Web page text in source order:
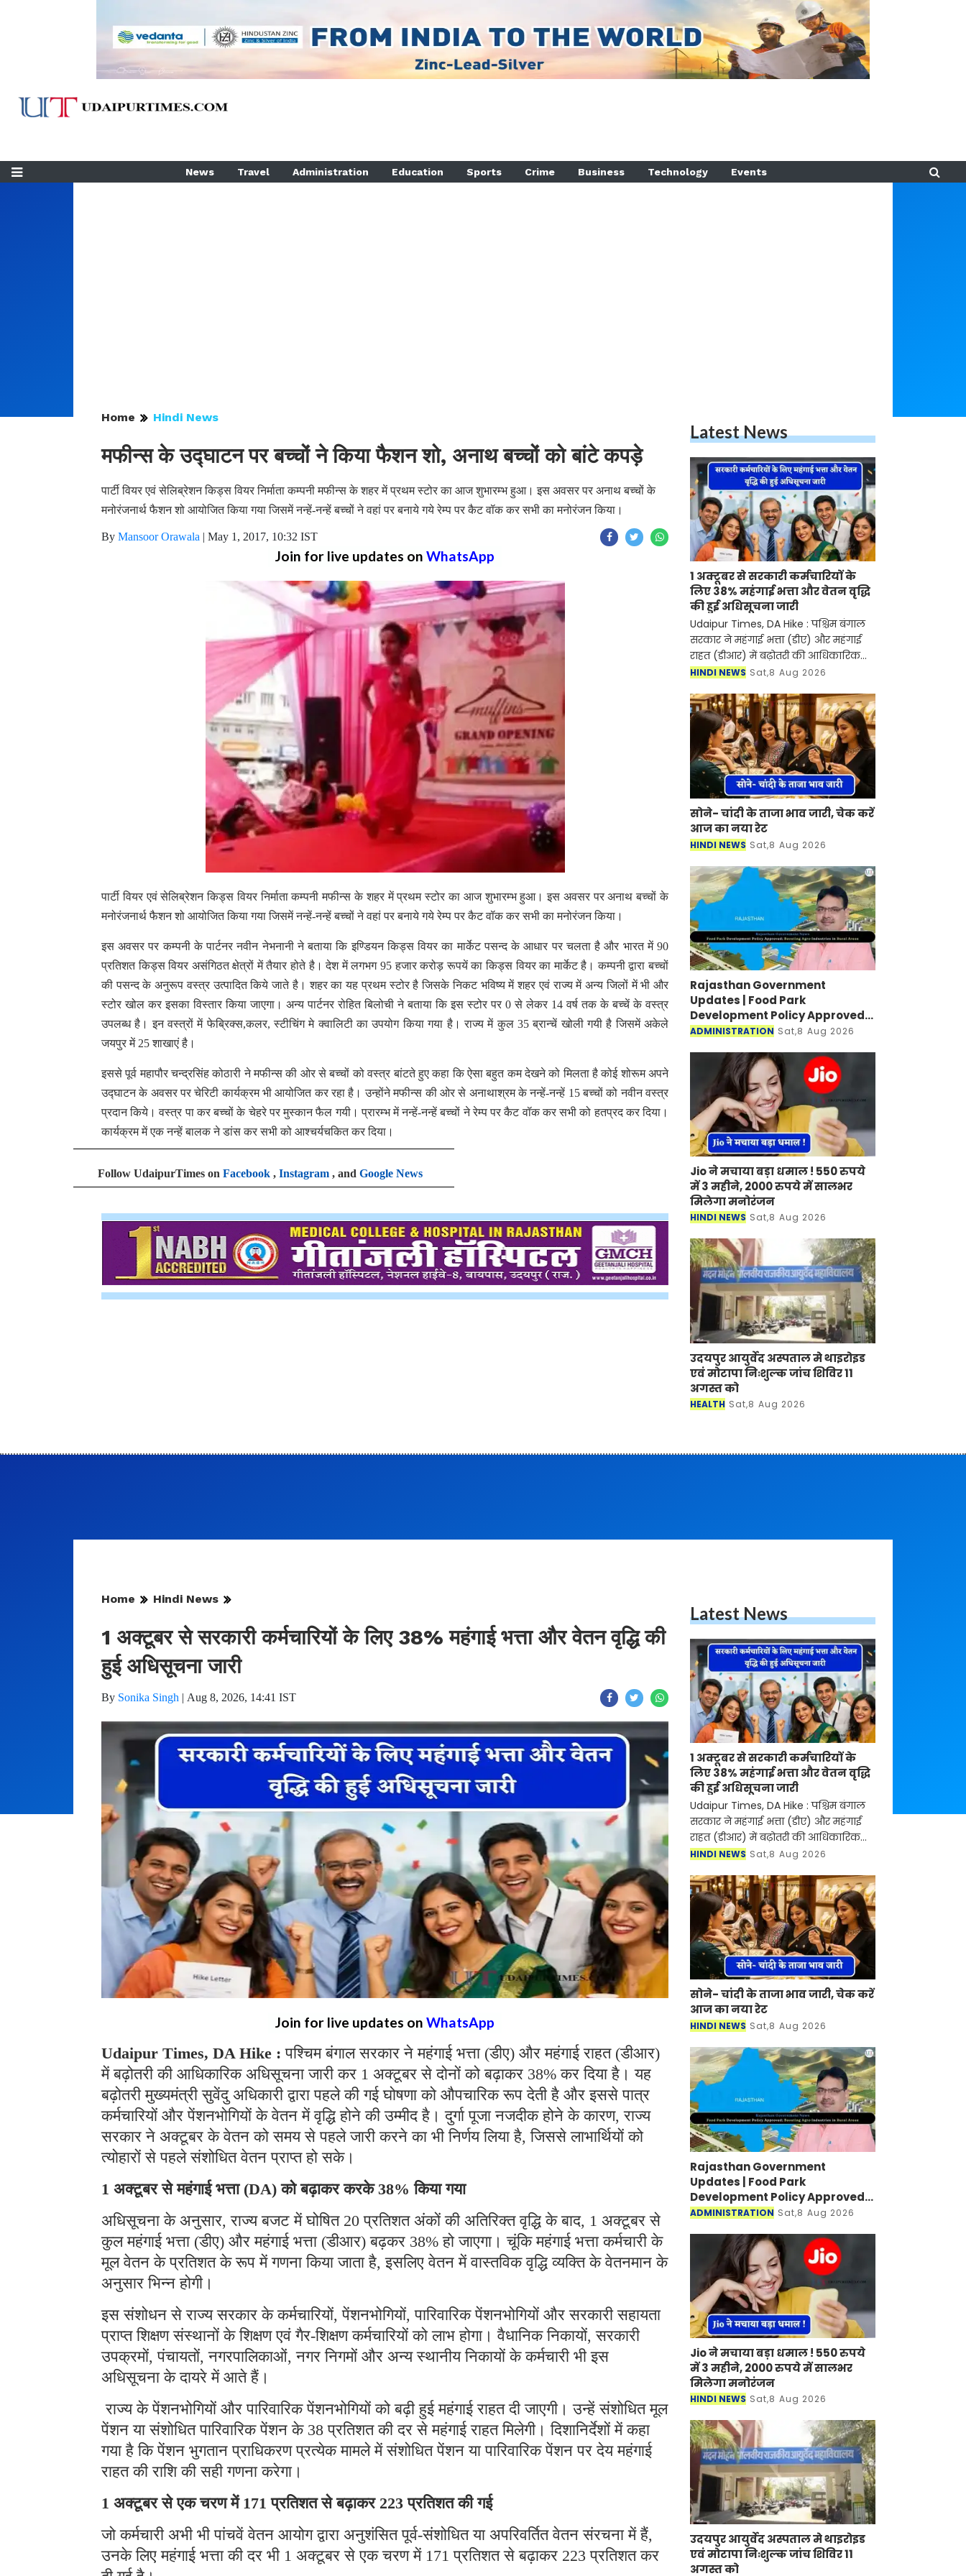
News Travel Administration Education Sports Crime Business Technology Events
Home Hindi News
मफीन्स के उद्घाटन पर बच्चों ने किया फैशन शो, अनाथ बच्चों को बांटे कपड़े
पार्टी वियर एवं सेलिब्रेशन किड्स वियर निर्माता कम्पनी मफीन्स के शहर में प्रथम स्टोर का आज शुभारम्भ हुआ। इस अवसर पर अनाथ बच्चों के
मनोरंजनार्थ फैशन शो आयोजित किया गया जिसमें नन्हें-नन्हें बच्चों ने वहां पर बनाये गये रेम्प पर कैट वॉक कर सभी का मनोरंजन किया।
By Mansoor Orawala | May 1, 2017, 10:32 IST
Join for live updates on WhatsApp
पार्टी वियर एवं सेलिब्रेशन किड्स वियर निर्माता कम्पनी मफीन्स के शहर में प्रथम स्टोर का आज शुभारम्भ हुआ। इस अवसर पर अनाथ बच्चों के
मनोरंजनार्थ फैशन शो आयोजित किया गया जिसमें नन्हें-नन्हें बच्चों ने वहां पर बनाये गये रेम्प पर कैट वॉक कर सभी का मनोरंजन किया।
इस अवसर पर कम्पनी के पार्टनर नवीन नेभनानी ने बताया कि इण्डियन किड्स वियर का मार्केट पसन्द के आधार पर चलता है और भारत में 90
प्रतिशत किड्स वियर असंगिठत क्षेत्रों में तैयार होते है। देश में लगभग 95 हजार करोड़ रूपयें का किड्स वियर का मार्केट है। कम्पनी द्वारा बच्चों
की पसन्द के अनुरूप वस्त्र उत्पादित किये जाते है। शहर का यह प्रथम स्टोर है जिसके निकट भविष्य में शहर एवं राज्य में अन्य जिलों में भी और
स्टोर खोल कर इसका विस्तार किया जाएगा। अन्य पार्टनर रोहित बिलोची ने बताया कि इस स्टोर पर 0 से लेकर 14 वर्ष तक के बच्चें के वस्त्र
उपलब्ध है। इन वस्त्रों में फेब्रिक्स,कलर, स्टीचिंग मे क्वालिटी का उपयोग किया गया है। राज्य में कुल 35 ब्रान्चें खोली गयी है जिसमें अकेले
जयपुर में 25 शाखाएं है।
इससे पूर्व महापौर चन्द्रसिंह कोठारी ने मफीन्स की ओर से बच्चों को वस्त्र बांटते हुए कहा कि ऐसा बहुत कम देखने को मिलता है कोई शोरूम अपने
उद्घाटन के अवसर पर चेरिटी कार्यक्रम भी आयोजित कर रहा है। उन्होंने मफीन्स की ओर से अनाथाश्रम के नन्हें-नन्हें 15 बच्चों को नवीन वस्त्र
प्रदान किये। वस्त्र पा कर बच्चों के चेहरे पर मुस्कान फैल गयी। प्रारम्भ में नन्हें-नन्हें बच्चों ने रेम्प पर कैट वॉक कर सभी को हतप्रद कर दिया।
कार्यक्रम में एक नन्हें बालक ने डांस कर सभी को आश्चर्यचकित कर दिया।
Follow UdaipurTimes on Facebook , Instagram , and Google News
Latest News
1 अक्टूबर से सरकारी कर्मचारियों के
लिए 38% महंगाई भत्ता और वेतन वृद्धि
की हुई अधिसूचना जारी
Udaipur Times, DA Hike : पश्चिम बंगाल
सरकार ने महंगाई भत्ता (डीए) और महंगाई
राहत (डीआर) में बढ़ोतरी की आधिकारिक
अधिसूचना जारी कर 1 अक्टूबर से दोनों को
मुख्यमंत्री सु
HINDI NEWS Sat,8 Aug 2026
सोने- चांदी के ताजा भाव जारी, चेक करें
आज का नया रेट
HINDI NEWS Sat,8 Aug 2026
Rajasthan Government
Updates | Food Park
Development Policy Approved;
Boosting Agro Industries in
ADMINISTRATION Sat,8 Aug 2026
Jio ने मचाया बड़ा धमाल ! 550 रुपये
में 3 महीने, 2000 रुपये में सालभर
मिलेगा मनोरंजन
HINDI NEWS Sat,8 Aug 2026
उदयपुर आयुर्वेद अस्पताल मे थाइरोइड
एवं मोटापा निःशुल्क जांच शिविर 11
अगस्त को
HEALTH Sat,8 Aug 2026
Home Hindi News
1 अक्टूबर से सरकारी कर्मचारियों के लिए 38% महंगाई भत्ता और वेतन वृद्धि की
हुई अधिसूचना जारी
By Sonika Singh | Aug 8, 2026, 14:41 IST
Join for live updates on WhatsApp
Udaipur Times, DA Hike : पश्चिम बंगाल सरकार ने महंगाई भत्ता (डीए) और महंगाई राहत (डीआर)
में बढ़ोतरी की आधिकारिक अधिसूचना जारी कर 1 अक्टूबर से दोनों को बढ़ाकर 38% कर दिया है। यह
बढ़ोतरी मुख्यमंत्री सुवेंदु अधिकारी द्वारा पहले की गई घोषणा को औपचारिक रूप देती है और इससे पात्र
कर्मचारियों और पेंशनभोगियों के वेतन में वृद्धि होने की उम्मीद है। दुर्गा पूजा नजदीक होने के कारण, राज्य
सरकार ने अक्टूबर के वेतन को समय से पहले जारी करने का भी निर्णय लिया है, जिससे लाभार्थियों को
त्योहारों से पहले संशोधित वेतन प्राप्त हो सके।
1 अक्टूबर से महंगाई भत्ता (DA) को बढ़ाकर करके 38% किया गया
अधिसूचना के अनुसार, राज्य बजट में घोषित 20 प्रतिशत अंकों की अतिरिक्त वृद्धि के बाद, 1 अक्टूबर से
कुल महंगाई भत्ता (डीए) और महंगाई भत्ता (डीआर) बढ़कर 38% हो जाएगा। चूंकि महंगाई भत्ता कर्मचारी के
मूल वेतन के प्रतिशत के रूप में गणना किया जाता है, इसलिए वेतन में वास्तविक वृद्धि व्यक्ति के वेतनमान के
अनुसार भिन्न होगी।
इस संशोधन से राज्य सरकार के कर्मचारियों, पेंशनभोगियों, पारिवारिक पेंशनभोगियों और सरकारी सहायता
प्राप्त शिक्षण संस्थानों के शिक्षण एवं गैर-शिक्षण कर्मचारियों को लाभ होगा। वैधानिक निकायों, सरकारी
उपक्रमों, पंचायतों, नगरपालिकाओं, नगर निगमों और अन्य स्थानीय निकायों के कर्मचारी भी इस
अधिसूचना के दायरे में आते हैं।
राज्य के पेंशनभोगियों और पारिवारिक पेंशनभोगियों को बढ़ी हुई महंगाई राहत दी जाएगी। उन्हें संशोधित मूल
पेंशन या संशोधित पारिवारिक पेंशन के 38 प्रतिशत की दर से महंगाई राहत मिलेगी। दिशानिर्देशों में कहा
गया है कि पेंशन भुगतान प्राधिकरण प्रत्येक मामले में संशोधित पेंशन या पारिवारिक पेंशन पर देय महंगाई
राहत की राशि की सही गणना करेगा।
1 अक्टूबर से एक चरण में 171 प्रतिशत से बढ़ाकर 223 प्रतिशत की गई
जो कर्मचारी अभी भी पांचवें वेतन आयोग द्वारा अनुशंसित पूर्व-संशोधित या अपरिवर्तित वेतन संरचना में हैं,
उनके लिए महंगाई भत्ता की दर भी 1 अक्टूबर से एक चरण में 171 प्रतिशत से बढ़ाकर 223 प्रतिशत कर
Latest News
1 अक्टूबर से सरकारी कर्मचारियों के
लिए 38% महंगाई भत्ता और वेतन वृद्धि
की हुई अधिसूचना जारी
Udaipur Times, DA Hike : पश्चिम बंगाल
सरकार ने महंगाई भत्ता (डीए) और महंगाई
राहत (डीआर) में बढ़ोतरी की आधिकारिक
अधिसूचना जारी कर 1 अक्टूबर से दोनों को
मुख्यमंत्री सु
HINDI NEWS Sat,8 Aug 2026
सोने- चांदी के ताजा भाव जारी, चेक करें
आज का नया रेट
HINDI NEWS Sat,8 Aug 2026
Rajasthan Government
Updates | Food Park
Development Policy Approved;
Boosting Agro Industries in
ADMINISTRATION Sat,8 Aug 2026
Jio ने मचाया बड़ा धमाल ! 550 रुपये
में 3 महीने, 2000 रुपये में सालभर
मिलेगा मनोरंजन
HINDI NEWS Sat,8 Aug 2026
उदयपुर आयुर्वेद अस्पताल मे थाइरोइड
एवं मोटापा निःशुल्क जांच शिविर 11
अगस्त को